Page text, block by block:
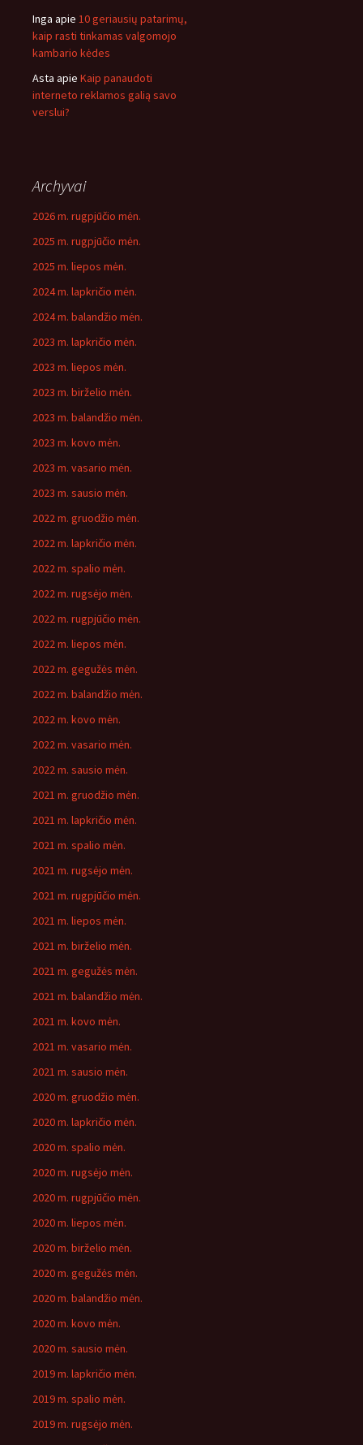
Inga apie 10 geriausių patarimų,
kaip rasti tinkamas valgomojo
kambario kėdes
Asta apie Kaip panaudoti
interneto reklamos galią savo
verslui?
Archyvai
2026 m. rugpjūčio mėn.
2025 m. rugpjūčio mėn.
2025 m. liepos mėn.
2024 m. lapkričio mėn.
2024 m. balandžio mėn.
2023 m. lapkričio mėn.
2023 m. liepos mėn.
2023 m. birželio mėn.
2023 m. balandžio mėn.
2023 m. kovo mėn.
2023 m. vasario mėn.
2023 m. sausio mėn.
2022 m. gruodžio mėn.
2022 m. lapkričio mėn.
2022 m. spalio mėn.
2022 m. rugsėjo mėn.
2022 m. rugpjūčio mėn.
2022 m. liepos mėn.
2022 m. gegužės mėn.
2022 m. balandžio mėn.
2022 m. kovo mėn.
2022 m. vasario mėn.
2022 m. sausio mėn.
2021 m. gruodžio mėn.
2021 m. lapkričio mėn.
2021 m. spalio mėn.
2021 m. rugsėjo mėn.
2021 m. rugpjūčio mėn.
2021 m. liepos mėn.
2021 m. birželio mėn.
2021 m. gegužės mėn.
2021 m. balandžio mėn.
2021 m. kovo mėn.
2021 m. vasario mėn.
2021 m. sausio mėn.
2020 m. gruodžio mėn.
2020 m. lapkričio mėn.
2020 m. spalio mėn.
2020 m. rugsėjo mėn.
2020 m. rugpjūčio mėn.
2020 m. liepos mėn.
2020 m. birželio mėn.
2020 m. gegužės mėn.
2020 m. balandžio mėn.
2020 m. kovo mėn.
2020 m. sausio mėn.
2019 m. lapkričio mėn.
2019 m. spalio mėn.
2019 m. rugsėjo mėn.